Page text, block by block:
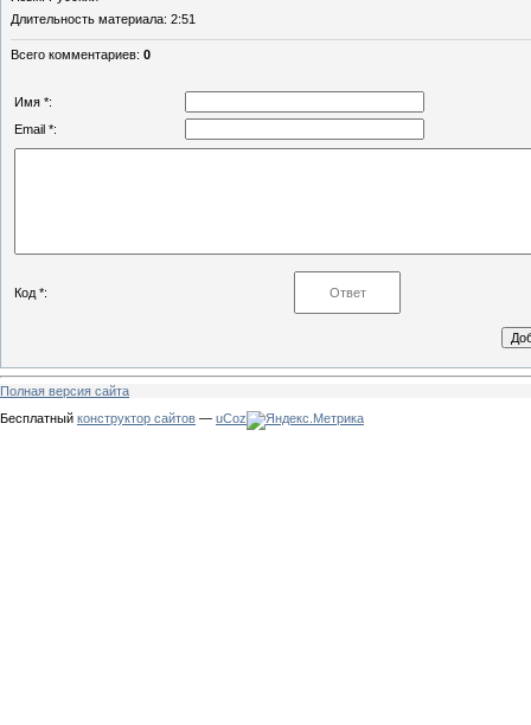
Длительность материала: 2:51
Всего комментариев: 0
Имя *:
Email *:
Код *:
Полная версия сайта
Бесплатный конструктор сайтов — uCoz